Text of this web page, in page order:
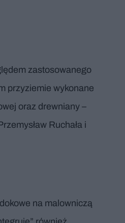
zastosowanego
przyziemie wykonane
oraz drewniany –
Ruchała i
na malowniczą